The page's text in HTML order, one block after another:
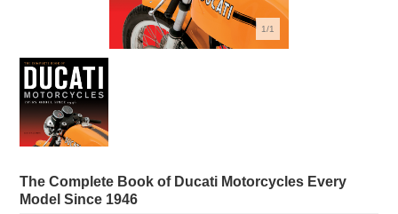
1/1
The Complete Book of Ducati Motorcycles Every
Model Since 1946